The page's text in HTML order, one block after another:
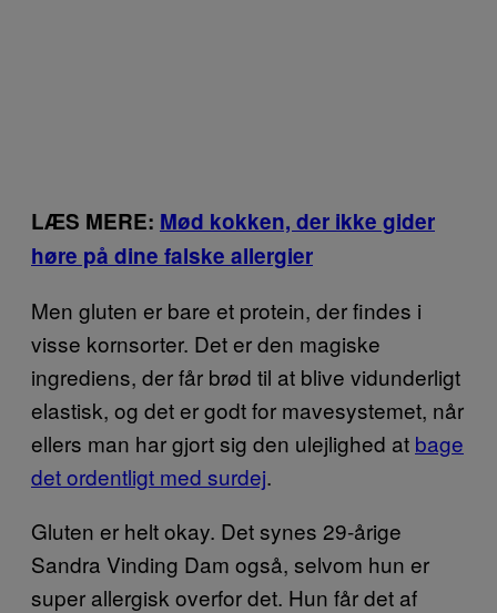
LÆS MERE: Mød kokken, der ikke gider
høre på dine falske allergier
Men gluten er bare et protein, der findes i
visse kornsorter. Det er den magiske
ingrediens, der får brød til at blive vidunderligt
elastisk, og det er godt for mavesystemet, når
ellers man har gjort sig den ulejlighed at bage
det ordentligt med surdej.
Gluten er helt okay. Det synes 29-årige
Sandra Vinding Dam også, selvom hun er
super allergisk overfor det. Hun får det af